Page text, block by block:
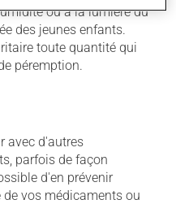
ou à la lumière du
des jeunes enfants.
toute quantité qui
péremption.
avec d'autres
parfois de façon
d'en prévenir
vos médicaments ou